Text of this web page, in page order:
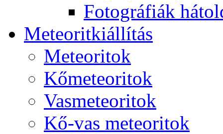
Fo­tog­rá­fi­ák
Me­te­o­rit­ki­ál­lí­tás
Me­te­o­ri­tok
Kő­me­te­o­ri­tok
Vas­me­te­o­ri­tok
Kő-vas me­te­o­ri­tok